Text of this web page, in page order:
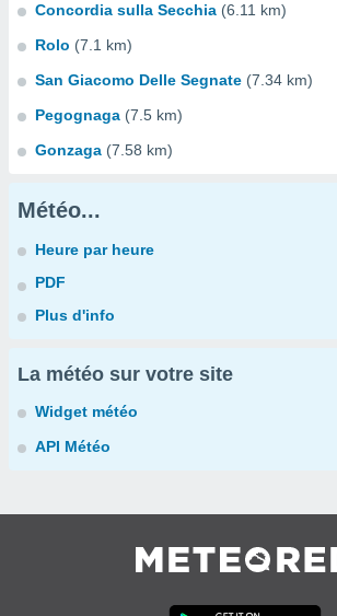
Concordia sulla Secchia (6.11 km)
Rolo (7.1 km)
San Giacomo Delle Segnate (7.34 km)
Pegognaga (7.5 km)
Gonzaga (7.58 km)
Météo...
Heure par heure
PDF
Plus d'info
La météo sur votre site
Widget météo
API Météo